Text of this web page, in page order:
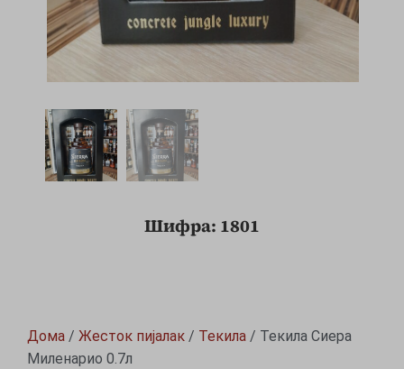
Шифра: 1801
Дома / Жесток пијалак / Текила / Текила Сиера
Миленарио 0.7л